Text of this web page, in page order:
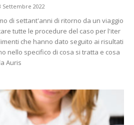
Settembre 2022
di settant'anni di ritorno da un viaggio
tutte le procedure del caso per l'iter
che hanno dato seguito ai risultati
nello specifico di cosa si tratta e cosa
Auris